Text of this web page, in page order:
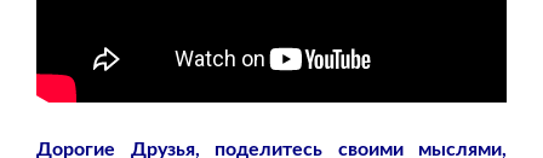
Дорогие Друзья, поделитесь своими мыслями,